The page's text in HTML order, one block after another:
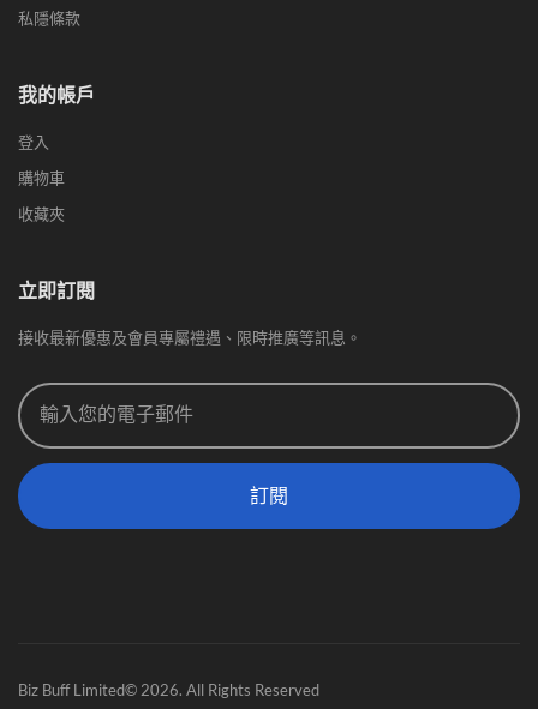
私隱條款
我的帳戶
登入
購物車
收藏夾
立即訂閱
接收最新優惠及會員專屬禮遇、限時推廣等訊息。
訂閱
Biz Buff Limited© 2026. All Rights Reserved